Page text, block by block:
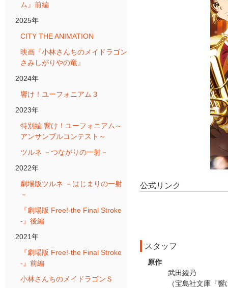
ム』前編
2025年
CITY THE ANIMATION
映画『小林さんちのメイドラゴン
さみしがりやの竜』
2024年
響け！ユーフォニアム３
2023年
特別編 響け！ユーフォニアム～
アンサンブルコンテスト～
ツルネ －つながりの一射－
2022年
劇場版ツルネ －はじまりの一射
－
『劇場版 Free!-the Final Stroke
-』後編
2021年
『劇場版 Free!-the Final Stroke
-』前編
小林さんちのメイドラゴンＳ
公式リンク
スタッフ
原作
武田綾乃
（宝島社文庫『